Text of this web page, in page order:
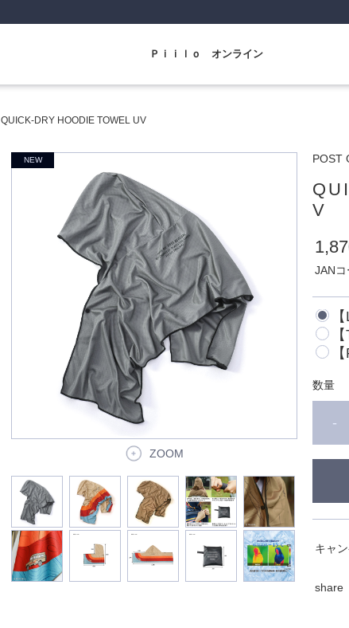
Ｐｉｉｌｏ オンライン
QUICK-DRY HOODIE TOWEL UV
ZOOM
POST
V
JANコ
数量
-
キャ
share